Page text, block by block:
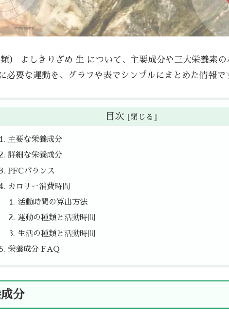
類） よしきりざめ 生 について、主要成分や三大栄養素
必要な運動を、グラフや表でシンプルにまとめた情報で
目次
主要な栄養成分
詳細な栄養成分
PFCバランス
カロリー消費時間
活動時間の算出方法
運動の種類と活動時間
生活の種類と活動時間
栄養成分 FAQ
分